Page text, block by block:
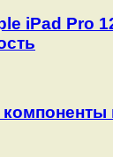
iPad Pro
компоненты